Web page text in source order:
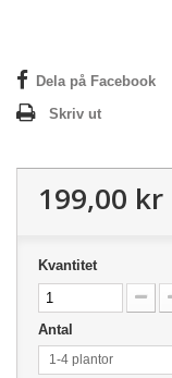
Dela på Facebook
Skriv ut
199,00 kr
Kvantitet
Antal
1-4 plantor